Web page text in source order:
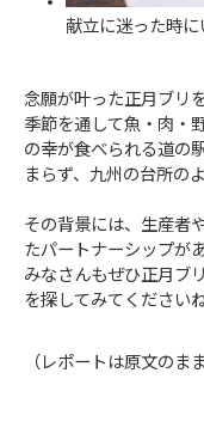
献立に迷った時
念願が叶った正月ブリ
季節を通して魚・肉・
の幸が食べられる道の
まらず、九州の台所の
その背景には、生産者
たパートナーシップが
みなさんもぜひ正月ブ
を探してみてくださいね
（レポートは原文のま